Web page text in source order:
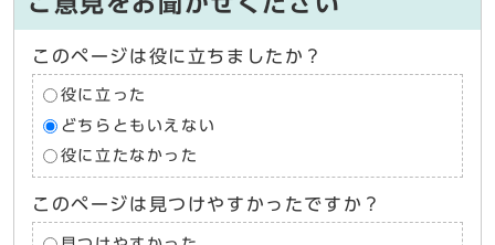
このページは役に立ちましたか？
役に立った
どちらともいえない
役に立たなかった
このページは見つけやすかったですか？